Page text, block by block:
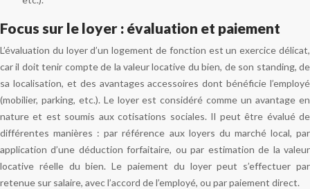
Focus sur le loyer : évaluation et paiement
L’évaluation du loyer d’un logement de fonction est un exercice délicat,
car il doit tenir compte de la valeur locative du bien, de son standing, de
sa localisation, et des avantages accessoires dont bénéficie l’employé
(mobilier, parking, etc.). Le loyer est considéré comme un avantage en
nature et est soumis aux cotisations sociales. Il peut être évalué de
différentes manières : par référence aux loyers du marché local, par
application d’une déduction forfaitaire, ou par estimation de la valeur
locative réelle du bien. Le paiement du loyer peut s’effectuer par
retenue sur salaire, avec l’accord de l’employé, ou par paiement direct.